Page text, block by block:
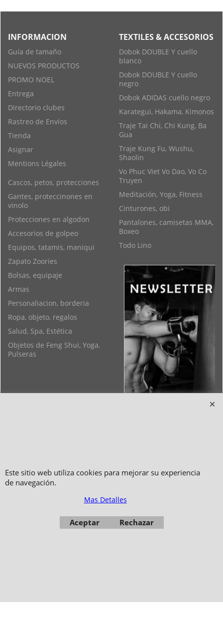
INFORMACION
Guía de tamaño
NUEVOS PRODUCTOS
PROMO NOEL
Entrega
Directorio clubes
Rastreo de Envíos
Tienda
Asignar
Mentions Légales
TEXTILES & ACCESORIOS
Dobok DOUBLE Y cuello
blanco
Dobok DOUBLE Y cuello
negro
Dobok ADIDAS cuello negro
Karategui, Hakama, Kimonos
Traje Tai Chi, Chi Kung, Ba
Gua
Traje Kung Fu, Wushu,
Shaolin
Vo Phuc Viet Vo Dao, Vo Co
Truyen
Meditación, Yoga, Fitness
Cinturones, obi
Pantalones, camisetas MMA,
Boxeo
Todo Lino
Cascos, petos, protecciones
Gantes, proteccinones en
vinolo
Protecciones en algodon
Accesorios de golpeo
Equipos, tatamis, maniqui
Zapato Zoories
Bolsas, equipaje
Armas
Personaliacion, borderia
Ropa, objeto, regalos
Salud, Spa, Estética
Objetos de Feng Shui, Yoga,
Pulseras
marciales
51, avenue du Palais des Expositions 66000 Perpignan
- FRANCIA -
Este sitio web utiliza cookies para mejorar su experiencia
de navegación.
Mas Detalles
Aceptar Rechazar